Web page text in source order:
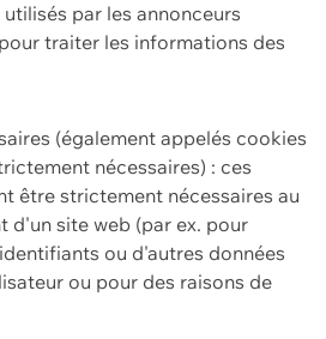
par les annonceurs
traiter les informations des
(également appelés cookies
nécessaires) : ces
être strictement nécessaires au
d'un site web (par ex. pour
ou d'autres données
ou pour des raisons de